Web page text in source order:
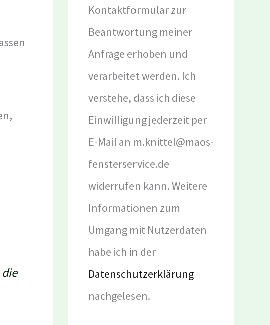
Kontaktformular zur
Beantwortung meiner
Anfrage erhoben und
verarbeitet werden. Ich
verstehe, dass ich diese
Einwilligung jederzeit per
E-Mail an m.knittel@maos-
fensterservice.de
widerrufen kann. Weitere
Informationen zum
Umgang mit Nutzerdaten
habe ich in der
Datenschutzerklärung
nachgelesen.